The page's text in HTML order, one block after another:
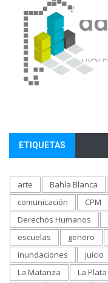
ETIQUETAS
arte Bahía Blanca
comunicación
CPM
Derechos Humanos
escuelas
genero
inundaciones
juicio
La Matanza
La Plata